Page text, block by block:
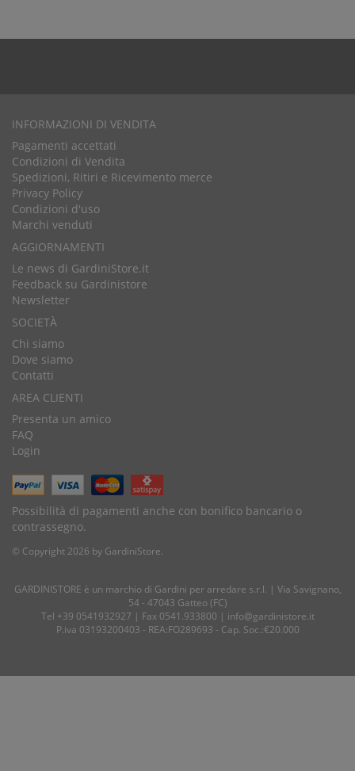
INFORMAZIONI DI VENDITA
Pagamenti accettati
Condizioni di Vendita
Spedizioni, Ritiri e Ricevimento merce
Privacy Policy
Condizioni d'uso
Marchi venduti
AGGIORNAMENTI
Le news di GardiniStore.it
Feedback su Gardinistore
Newsletter
SOCIETÀ
Chi siamo
Dove siamo
Contatti
AREA CLIENTI
Presenta un amico
FAQ
Login
Possibilità di pagamenti anche con bonifico bancario o
contrassegno.
© Copyright 2026 by GardiniStore.
GARDINISTORE è un marchio di Gardini per arredare s.r.l. | Via Savignano,
54 - 47043 Gatteo (FC)
Tel +39 0541932927 | Fax 0541.933800 | info@gardinistore.it
P.iva 03193200403 - REA:FO289693 - Cap. Soc.:€20.000